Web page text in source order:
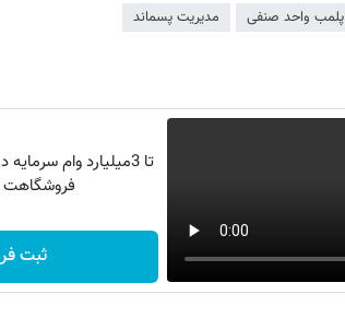
پلمب واحد صنفی مدیریت پسماند
تا 3میلیارد وام
ثبت